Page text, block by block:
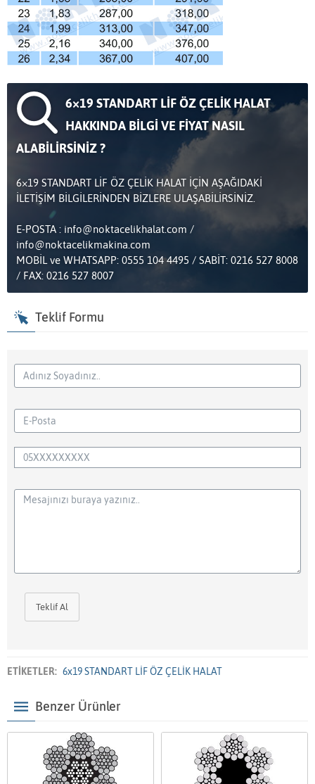
6×19 STANDART LİF ÖZ ÇELİK HALAT
HAKKINDA BİLGİ VE FİYAT NASIL
ALABİLİRSİNİZ ?
6×19 STANDART LİF ÖZ ÇELİK HALAT İÇİN AŞAĞIDAKİ
İLETİŞİM BİLGİLERİNDEN BİZLERE ULAŞABİLİRSİNİZ.
E-POSTA : info@noktacelikhalat.com /
info@noktacelikmakina.com
MOBİL ve WHATSAPP: 0555 104 4495 / SABİT: 0216 527 8008
/ FAX: 0216 527 8007
Teklif Formu
Teklif Al
ETİKETLER: 6x19 STANDART LİF ÖZ ÇELİK HALAT
Benzer Ürünler